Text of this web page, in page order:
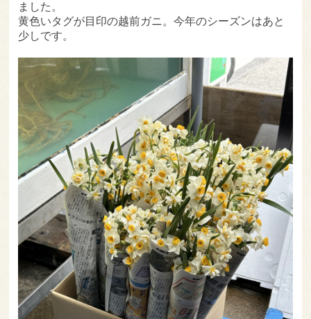
ました。
黄色いタグが目印の越前ガニ。今年のシーズンはあと
少しです。